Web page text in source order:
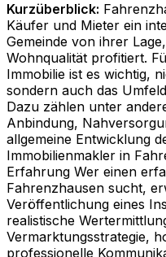
Kurzüberblick:
Käufer und Mieter ein
Gemeinde von ihrer
Wohnqualität profitiert.
Immobilie ist es wichtig,
sondern auch das
Dazu zählen unter
Anbindung,
allgemeine Entwicklung
Immobilienmakler in
Erfahrung Wer einen
Fahrenzhausen sucht,
Veröffentlichung eines
realistische
Vermarktungsstrategie,
professionelle